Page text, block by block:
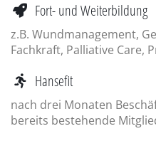
Fort- und Weiterbildung
z.B. Wundmanagement,
Fachkraft, Palliative Care,
Hansefit
nach drei Monaten
bereits bestehende